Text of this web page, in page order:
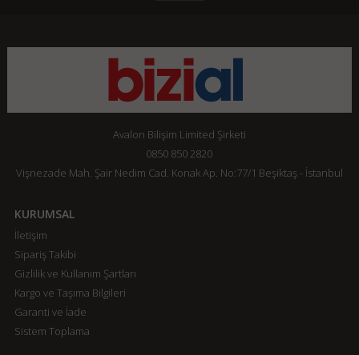
Avalon Bilişim Limited Şirketi
0850 850 2820
Vişnezade Mah. Şair Nedim Cad. Konak Ap. No:77/1 Beşiktaş - İstanbul
KURUMSAL
İletişim
Sipariş Takibi
Gizlilik ve Kullanım Şartları
Kargo ve Taşıma Bilgileri
Garanti ve İade
Sistem Toplama